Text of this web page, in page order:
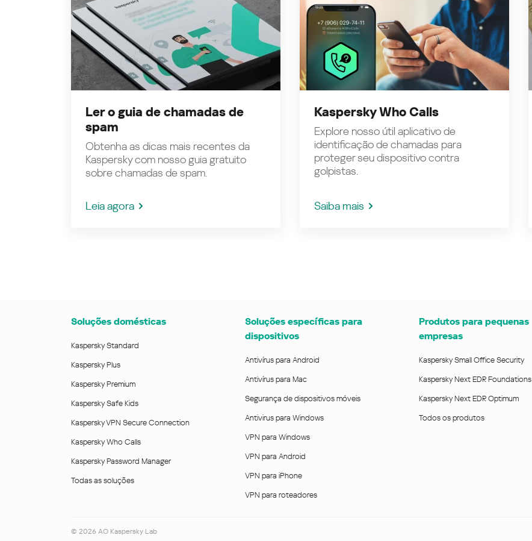
Ler o guia de chamadas de
spam
Obtenha as dicas mais recentes da
Kaspersky com nosso guia gratuito
sobre chamadas de spam.
Leia agora
Kaspersky Who Calls
Explore nosso útil aplicativo de
identificação de chamadas para
proteger seu dispositivo contra
golpistas.
Saiba mais
Soluções domésticas
Kaspersky Standard
Kaspersky Plus
Kaspersky Premium
Kaspersky Safe Kids
Kaspersky VPN Secure Connection
Kaspersky Who Calls
Kaspersky Password Manager
Todas as soluções
Soluções específicas para
dispositivos
Antivírus para Android
Antivírus para Mac
Segurança de dispositivos móveis
Antivirus para Windows
VPN para Windows
VPN para Android
VPN para iPhone
VPN para roteadores
Produtos para pequenas
empresas
Kaspersky Small Office Security
Kaspersky Next EDR Foundations
Kaspersky Next EDR Optimum
Todos os produtos
© 2026 AO Kaspersky Lab